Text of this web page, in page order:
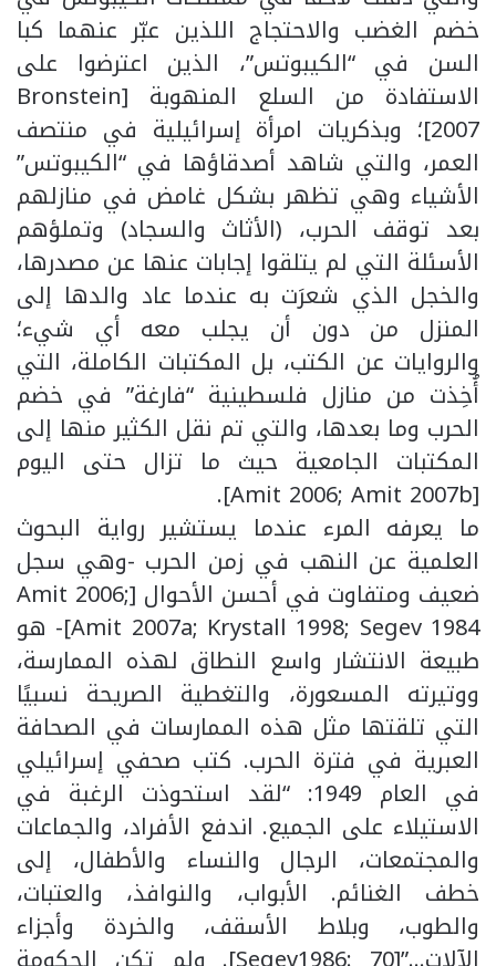
خضم الغضب والاحتجاج اللذين عبّر عنهما كبا
السن في “الكيبوتس”، الذين اعترضوا على
الاستفادة من السلع المنهوبة [Bronstein
2007]؛ وبذكريات امرأة إسرائيلية في منتصف
العمر، والتي شاهد أصدقاؤها في “الكيبوتس”
الأشياء وهي تظهر بشكل غامض في منازلهم
بعد توقف الحرب، (الأثاث والسجاد) وتملؤهم
الأسئلة التي لم يتلقوا إجابات عنها عن مصدرها،
والخجل الذي شعرَت به عندما عاد والدها إلى
المنزل من دون أن يجلب معه أي شيء؛
والروايات عن الكتب، بل المكتبات الكاملة، التي
أُخِذت من منازل فلسطينية “فارغة” في خضم
الحرب وما بعدها، والتي تم نقل الكثير منها إلى
المكتبات الجامعية حيث ما تزال حتى اليوم
[Amit 2006; Amit 2007b].
ما يعرفه المرء عندما يستشير رواية البحوث
العلمية عن النهب في زمن الحرب -وهي سجل
ضعيف ومتفاوت في أحسن الأحوال [Amit 2006;
Amit 2007a; Krystall 1998; Segev 1984]- هو
طبيعة الانتشار واسع النطاق لهذه الممارسة،
ووتيرته المسعورة، والتغطية الصريحة نسبيًا
التي تلقتها مثل هذه الممارسات في الصحافة
العبرية في فترة الحرب. كتب صحفي إسرائيلي
في العام 1949: “لقد استحوذت الرغبة في
الاستيلاء على الجميع. اندفع الأفراد، والجماعات
والمجتمعات، الرجال والنساء والأطفال، إلى
خطف الغنائم. الأبواب، والنوافذ، والعتبات،
والطوب، وبلاط الأسقف، والخردة وأجزاء